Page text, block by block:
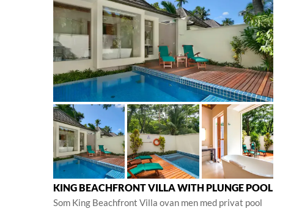
KING BEACHFRONT VILLA WITH PLUNGE POOL
Som King Beachfront Villa ovan men med privat pool